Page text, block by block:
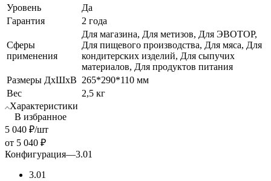
Уровень
Да
Гарантия
2 года
Сферы
применения
Для магазина, Для метизов, Для ЭВОТОР,
Для пищевого производства, Для мяса, Для
кондитерских изделий, Для сыпучих
материалов, Для продуктов питания
Размеры ДхШхВ 265*290*110 мм
Вес
2,5 кг
Характеристики
В избранное
5 040 ₽/шт
от 5 040 ₽
Конфигурация—3.01
3.01